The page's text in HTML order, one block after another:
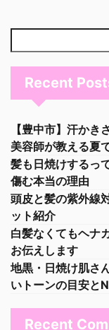
Recent
【豊中市】汗かき
美容師が教える夏
髪も日焼けするっ
傷む本当の理由
頭皮と髪の紫外線
ット紹介
白髪なくてもヘナ
お伝えします
地黒・日焼け肌さ
いトーンの目安と
Recent